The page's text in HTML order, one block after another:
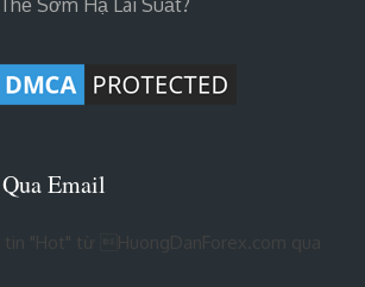
Sớm Hạ Lãi Suất?
Email
tin "Hot" từ HuongDanForex.com qua